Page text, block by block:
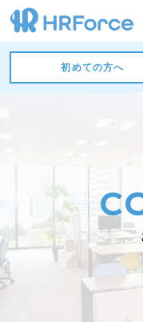
初めての方へ